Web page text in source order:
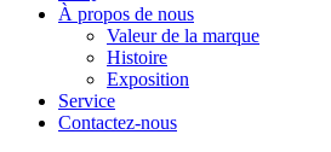
À propos de nous
Valeur de la marque
Histoire
Exposition
Service
Contactez-nous